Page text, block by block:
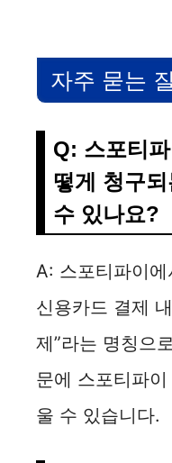
자주 묻는
Q: 스포티
떻게 청구
수 있나요?
A: 스포티파이
신용카드 결제
제”라는 명칭으
문에 스포티파
울 수 있습니다.